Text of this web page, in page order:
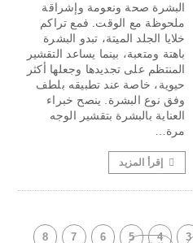
البشرة صحة ونعومة وإشراقة
ملحوظة مع الوقت. فمع تراكم
خلايا الجلد الميتة، تبدو البشرة
باهتة ومتعبة، بينما يساعد التقشير
المنتظم على تجديدها وجعلها أكثر
حيوية، خاصة عند تطبيقه بلطف
وفق نوع البشرة. ينصح خبراء
العناية بالبشرة بتقشير الوجه
مرة…
إقرأ المزيد
3
4
5
6
7
8